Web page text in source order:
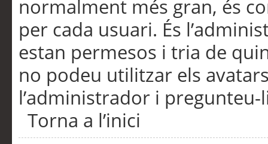
normalment més gran, és
per cada usuari. És
estan permesos i tria de
no podeu utilitzar els
l’administrador i pregunteu-
Torna a l’inici